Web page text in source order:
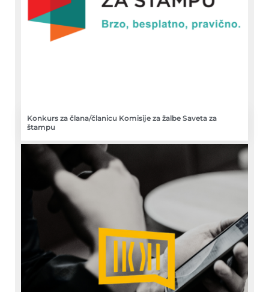
Konkurs za člana/članicu Komisije za žalbe Saveta za
štampu